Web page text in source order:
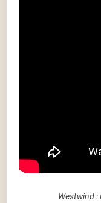
Westwind :